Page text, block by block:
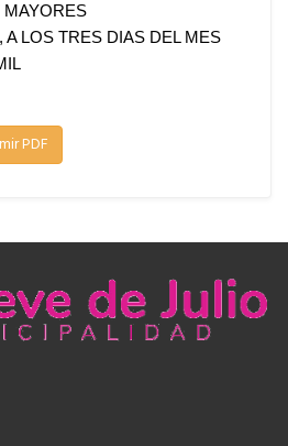
LOS TRES DIAS DEL MES
PDF